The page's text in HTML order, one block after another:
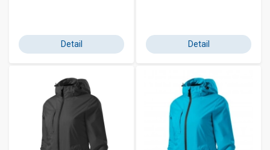
Detail Detail